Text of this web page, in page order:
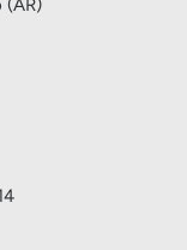
(AR)